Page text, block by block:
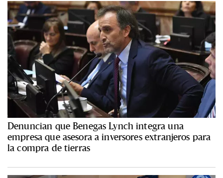
Denuncian que Benegas Lynch integra una
empresa que asesora a inversores extranjeros para
la compra de tierras